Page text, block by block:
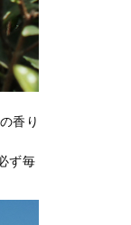
香り
ず毎